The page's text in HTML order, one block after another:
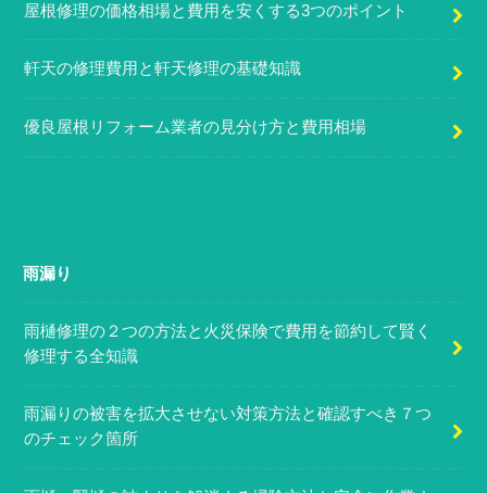
屋根修理の価格相場と費用を安くする3つのポイント
軒天の修理費用と軒天修理の基礎知識
優良屋根リフォーム業者の見分け方と費用相場
雨漏り
雨樋修理の２つの方法と火災保険で費用を節約して賢く
修理する全知識
雨漏りの被害を拡大させない対策方法と確認すべき７つ
のチェック箇所